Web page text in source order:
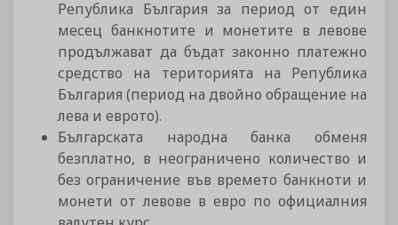
Република България за период от един
месец банкнотите и монетите в левове
продължават да бъдат законно платежно
средство на територията на Република
България (период на двойно обращение на
лева и еврото).
Българската народна банка обменя
безплатно, в неограничено количество и
без ограничение във времето банкноти и
монети от левове в евро по официалния